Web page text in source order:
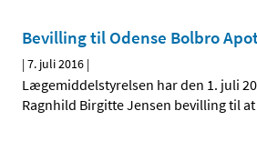
Bevilling til Odense Bolbro
|7. juli 2016 |
Lægemiddelstyrelsen har den 1. juli
Ragnhild Birgitte Jensen bevilling til